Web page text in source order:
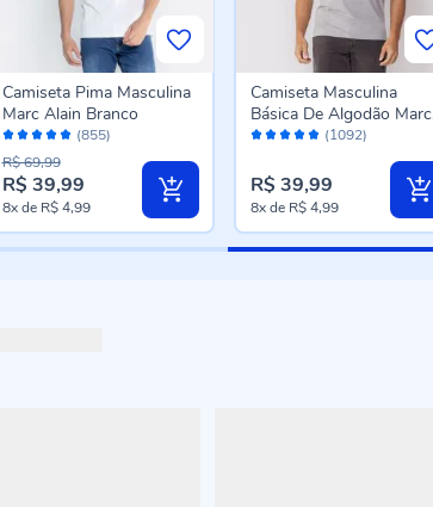
Avaliação:
96%
(855)
Camiseta Pima Masculina
Marc Alain Branco
R$ 39,99
R$ 69,99
8xde R$ 4,99
Avaliação: (1092)
Camiseta Masculina
Básica De Algodão Marc
Alain Mescla
R$ 39,99
8xde R$ 4,99